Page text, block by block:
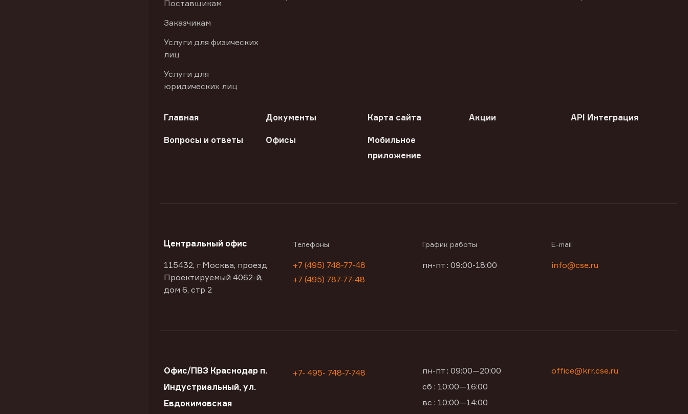
Поставщикам
Заказчикам
Услуги для физических
лиц
Услуги для
юридических лиц
Главная Документы Карта сайта Акции API Интеграция
Вопросы и ответы Офисы
Мобильное
приложение
Центральный офис
115432, г Москва, проезд
Проектируемый 4062-й,
дом 6, стр 2
Телефоны
+7 (495) 748-77-48
+7 (495) 787-77-48
График работы
пн-пт : 09:00-18:00
E-mail
info@cse.ru
Офис/ПВЗ Краснодар п.
Индустриальный, ул.
Евдокимовская
+7- 495- 748-7-748
пн-пт : 09:00—20:00
сб : 10:00—16:00
вс : 10:00—14:00
office@krr.cse.ru